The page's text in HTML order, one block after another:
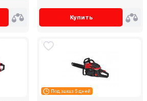
Купить
Под заказ 5 дней